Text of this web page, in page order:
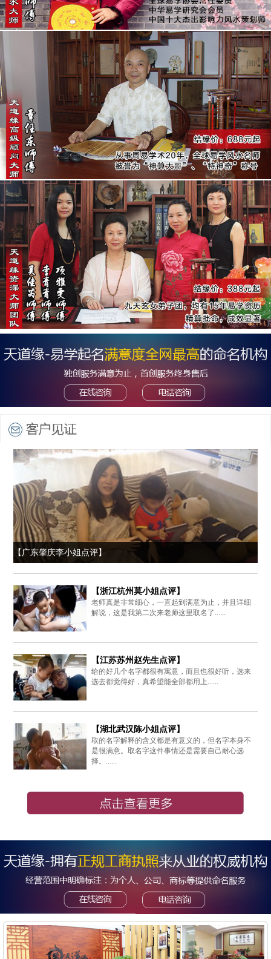
【广东肇庆李小姐点评】
【浙江杭州莫小姐点评】
老师真是非常细心，一直起到满意为止，并且详细
解说，这是我第二次来老师这里取名了......
【江苏苏州赵先生点评】
给的好几个名字都很有寓意，而且也很好听，选来
选去都觉得好，真希望能全部都用上......
【湖北武汉陈小姐点评】
取的名字解释的含义都是有意义的，但名字本身不
是很满意。取名字这件事情还是需要自己耐心选
择。......